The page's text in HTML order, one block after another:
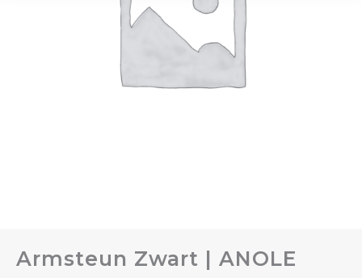
Armsteun Zwart | ANOLE